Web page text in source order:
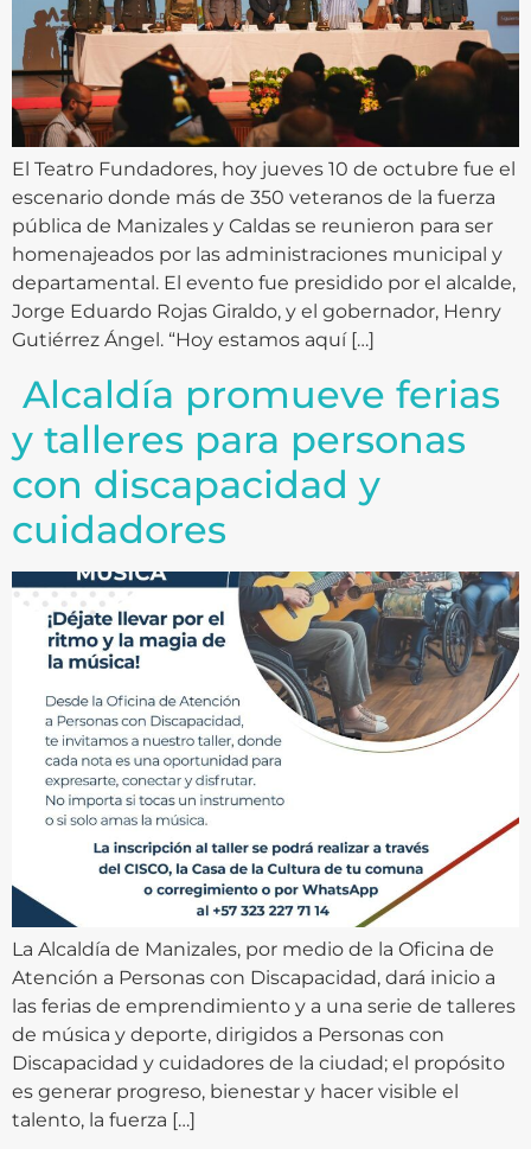
El Teatro Fundadores, hoy jueves 10 de octubre fue el
escenario donde más de 350 veteranos de la fuerza
pública de Manizales y Caldas se reunieron para ser
homenajeados por las administraciones municipal y
departamental. El evento fue presidido por el alcalde,
Jorge Eduardo Rojas Giraldo, y el gobernador, Henry
Gutiérrez Ángel. “Hoy estamos aquí […]
Alcaldía promueve ferias
y talleres para personas
con discapacidad y
cuidadores
La Alcaldía de Manizales, por medio de la Oficina de
Atención a Personas con Discapacidad, dará inicio a
las ferias de emprendimiento y a una serie de talleres
de música y deporte, dirigidos a Personas con
Discapacidad y cuidadores de la ciudad; el propósito
es generar progreso, bienestar y hacer visible el
talento, la fuerza […]